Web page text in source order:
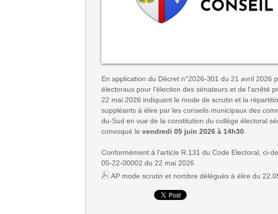
En application du Décret n°2026-301 du 21 avril 2026
électoraux pour l'élection des sénateurs et de l'arrêté
22 mai 2026 indiquant le mode de scrutin et la
suppléants à élire par les conseils municipaux des
du-Sud en vue de la constitution du collège électoral
convoqué le vendredi 05 juin 2026 à 14h30.
Conformément à l'article R.131 du Code Electoral, ci-
05-22-00002 du 22 mai 2026
AP mode scrutin et nombre délégués à élire du